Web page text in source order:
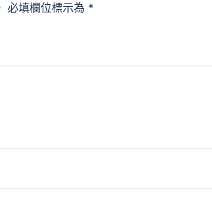
必填欄位標示為 *